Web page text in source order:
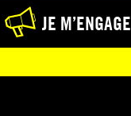
JE M’ENGAGE